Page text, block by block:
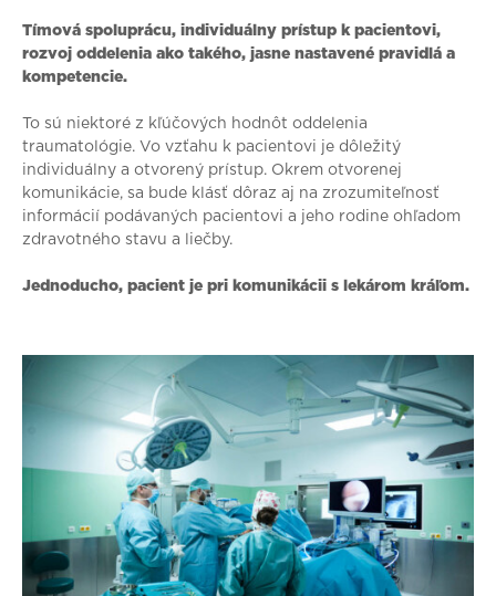
Tímová spoluprácu, individuálny prístup k pacientovi,
rozvoj oddelenia ako takého, jasne nastavené pravidlá a
kompetencie.
To sú niektoré z kľúčových hodnôt oddelenia
traumatológie. Vo vzťahu k pacientovi je dôležitý
individuálny a otvorený prístup. Okrem otvorenej
komunikácie, sa bude klásť dôraz aj na zrozumiteľnosť
informácií podávaných pacientovi a jeho rodine ohľadom
zdravotného stavu a liečby.
Jednoducho, pacient je pri komunikácii s lekárom kráľom.